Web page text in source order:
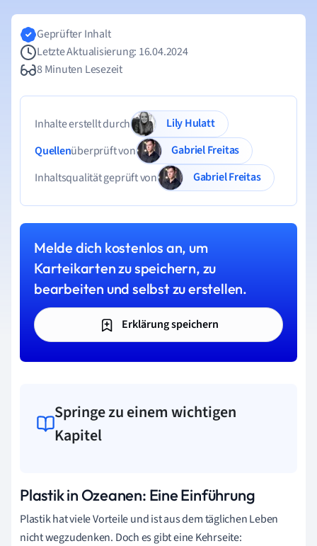
Geprüfter Inhalt
Letzte Aktualisierung: 16.04.2024
8 Minuten Lesezeit
Inhalte erstellt durch
Lily Hulatt
Quellenüberprüft von
Gabriel Freitas
Inhaltsqualität geprüft von
Gabriel Freitas
Melde dich kostenlos an, um
Karteikarten zu speichern, zu
bearbeiten und selbst zu erstellen.
Erklärung speichern
Springe zu einem wichtigen
Kapitel
Plastik in Ozeanen: Eine Einführung
Plastik hat viele Vorteile und ist aus dem täglichen Leben
nicht wegzudenken. Doch es gibt eine Kehrseite: